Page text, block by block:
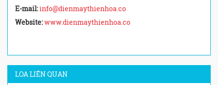
E-mail:info@dienmaythienhoa.co
Website:www.dienmaythienhoa.co
LOA LIÊN QUAN